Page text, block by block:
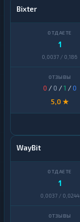
Bixter
1
0,0037 / 0,186
0 / 0 /1 /0
5,0 ★
WayBit
1
0,0037 / 0,0244